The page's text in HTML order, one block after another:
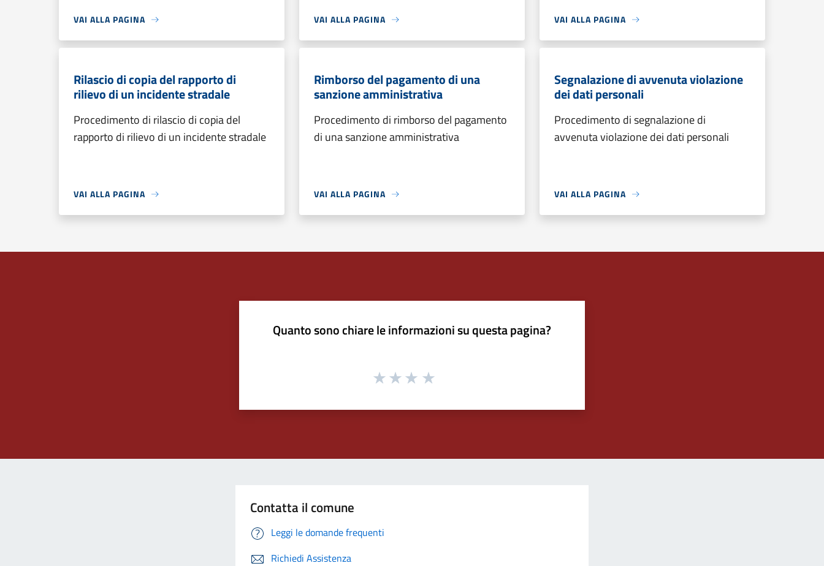
VAI ALLA PAGINA VAI ALLA PAGINA VAI ALLA PAGINA
Rilascio di copia del rapporto di
rilievo di un incidente stradale
Procedimento di rilascio di copia del
rapporto di rilievo di un incidente stradale
VAI ALLA PAGINA
Rimborso del pagamento di una
sanzione amministrativa
Procedimento di rimborso del pagamento
di una sanzione amministrativa
VAI ALLA PAGINA
Segnalazione di avvenuta violazione
dei dati personali
Procedimento di segnalazione di
avvenuta violazione dei dati personali
VAI ALLA PAGINA
Quanto sono chiare le informazioni su questa pagina?
Contatta il comune
Leggi le domande frequenti
Richiedi Assistenza